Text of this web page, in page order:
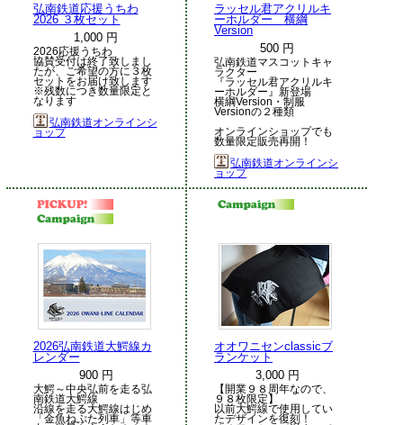
弘南鉄道応援うちわ
2026 ３枚セット
1,000 円
2026応援うちわ
協賛受付は終了致しまし
たが、ご希望の方に３枚
セットをお届け致します
※残数につき数量限定と
なります
弘南鉄道オンラインシ
ョップ
ラッセル君アクリルキ
ーホルダー 横綱
Version
500 円
弘南鉄道マスコットキャ
ラクター
『ラッセル君アクリルキ
ーホルダー』新登場
横綱Version・制服
Versionの２種類
オンラインショップでも
数量限定販売再開！
弘南鉄道オンラインシ
ョップ
2026弘南鉄道大鰐線カ
レンダー
900 円
大鰐～中央弘前を走る弘
南鉄道大鰐線
沿線を走る大鰐線はじめ
「金魚ねぷた列車」等車
オオワニセンclassicブ
ランケット
3,000 円
【開業９８周年なので、
９８枚限定】
以前大鰐線で使用してい
たデザインを復刻！